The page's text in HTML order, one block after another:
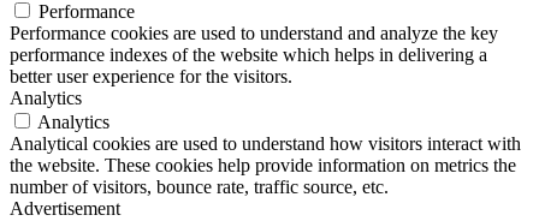
Performance
Performance cookies are used to understand and analyze the key
performance indexes of the website which helps in delivering a
better user experience for the visitors.
Analytics
Analytics
Analytical cookies are used to understand how visitors interact with
the website. These cookies help provide information on metrics the
number of visitors, bounce rate, traffic source, etc.
Advertisement